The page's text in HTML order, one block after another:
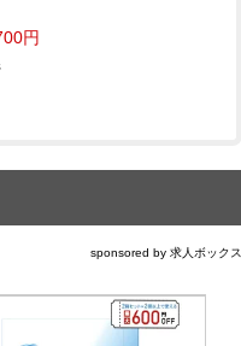
円
sponsored by 求人ボックス